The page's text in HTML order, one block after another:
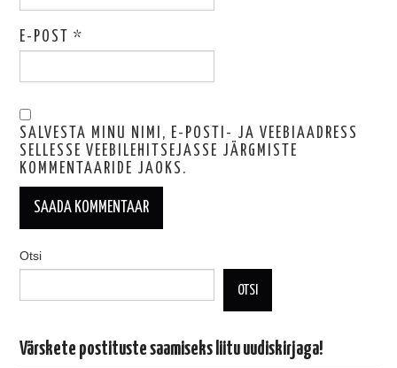
E-POST*
SALVESTA MINU NIMI, E-POSTI- JA VEEBIAADRESS
SELLESSE VEEBILEHITSEJASSE JÄRGMISTE
KOMMENTAARIDE JAOKS.
Otsi
OTSI
Värskete postituste saamiseks liitu uudiskirjaga!